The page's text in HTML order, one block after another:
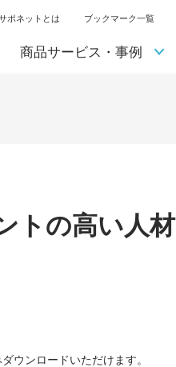
ポネットとは ブックマーク一覧
商品サービス・事例
トの高い人材
ウンロードいただけます。